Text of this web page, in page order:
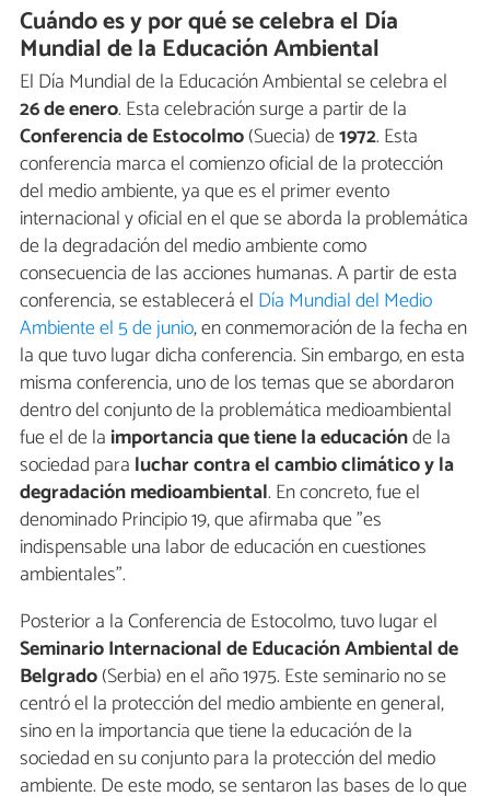
Cuándo es y por qué se celebra el Día
Mundial de la Educación Ambiental
El Día Mundial de la Educación Ambiental se celebra el
26 de enero. Esta celebración surge a partir de la
Conferencia de Estocolmo(Suecia) de1972. Esta
conferencia marca el comienzo oficial de la protección
del medio ambiente, ya que es el primer evento
internacional y oficial en el que se aborda la problemática
de la degradación del medio ambiente como
consecuencia de las acciones humanas. A partir de esta
conferencia, se establecerá el Día Mundial del Medio
Ambiente el 5 de junio, en conmemoración de la fecha en
la que tuvo lugar dicha conferencia. Sin embargo, en esta
misma conferencia, uno de los temas que se abordaron
dentro del conjunto de la problemática medioambiental
fue el de la importancia que tiene la educaciónde la
sociedad para luchar contra el cambio climático y la
degradación medioambiental. En concreto, fue el
denominado Principio 19, que afirmaba que "es
indispensable una labor de educación en cuestiones
ambientales".
Posterior a la Conferencia de Estocolmo, tuvo lugar el
Seminario Internacional de Educación Ambiental de
Belgrado(Serbia) en el año 1975. Este seminario no se
centró el la protección del medio ambiente en general,
sino en la importancia que tiene la educación de la
sociedad en su conjunto para la protección del medio
ambiente. De este modo, se sentaron las bases de lo que